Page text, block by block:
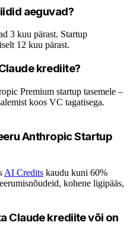
aeguvad?
3 kuu pärast. Startup
12 kuu pärast.
krediite?
Premium startup tasemele –
koos VC tagatisega.
Anthropic Startup
AI Credits kaudu kuni 60%
kohene ligipääs,
Claude krediite või on